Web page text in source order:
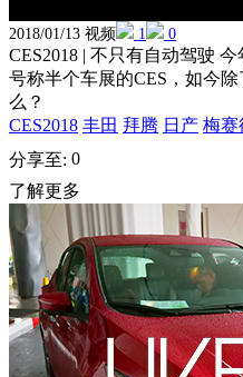
2018/01/13 视频 1 0
CES2018 | 不只有自动驾驶
号称半个车展的CES，如今
么？
CES2018 丰田 拜腾 日产 梅赛
分享至: 0
了解更多